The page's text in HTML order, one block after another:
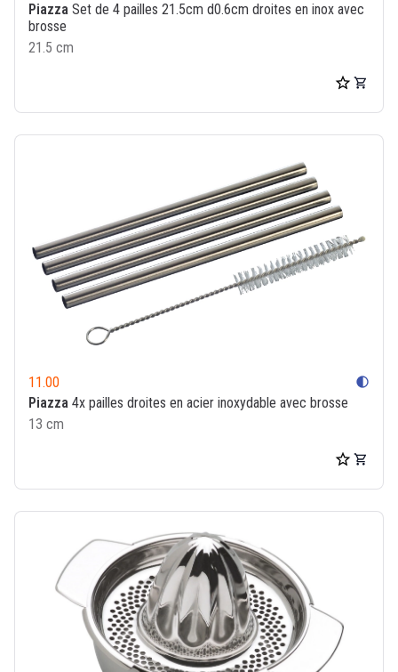
Piazza Set de 4 pailles 21.5cm d0.6cm droites en inox avec
brosse
21.5 cm
11.00 contrast
Piazza 4x pailles droites en acier inoxydable avec brosse
13 cm